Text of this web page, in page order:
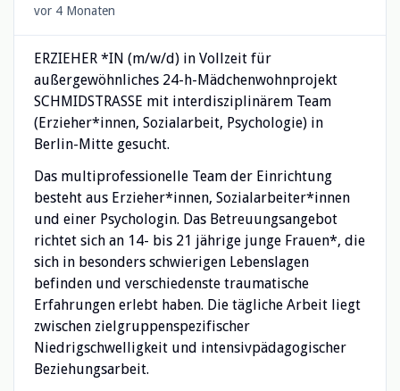
vor 4 Monaten
ERZIEHER *IN (m/w/d) in Vollzeit für
außergewöhnliches 24-h-Mädchenwohnprojekt
SCHMIDSTRASSE mit interdisziplinärem Team
(Erzieher*innen, Sozialarbeit, Psychologie) in
Berlin-Mitte gesucht.
Das multiprofessionelle Team der Einrichtung
besteht aus Erzieher*innen, Sozialarbeiter*innen
und einer Psychologin. Das Betreuungsangebot
richtet sich an 14- bis 21 jährige junge Frauen*, die
sich in besonders schwierigen Lebenslagen
befinden und verschiedenste traumatische
Erfahrungen erlebt haben. Die tägliche Arbeit liegt
zwischen zielgruppenspezifischer
Niedrigschwelligkeit und intensivpädagogischer
Beziehungsarbeit.